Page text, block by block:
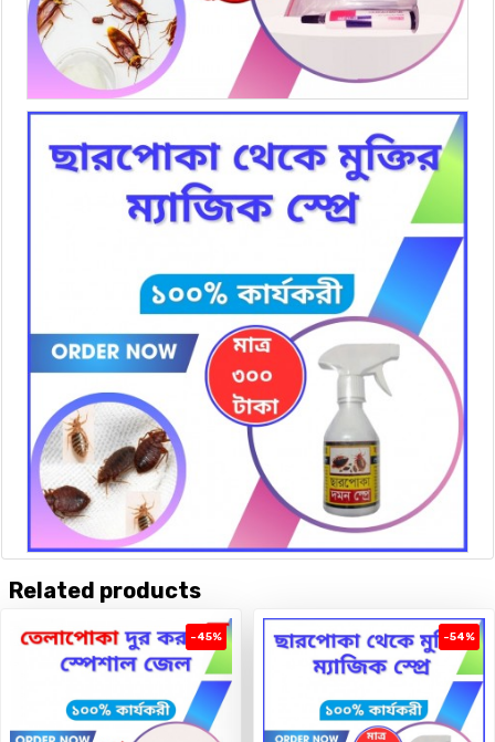
Related products
-45% -54%